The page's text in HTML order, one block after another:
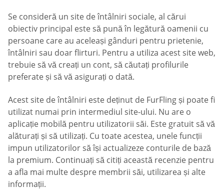
Se consideră un site de întâlniri sociale, al cărui
obiectiv principal este să pună în legătură oamenii cu
persoane care au aceleași gânduri pentru prietenie,
întâlniri sau doar flirturi. Pentru a utiliza acest site web,
trebuie să vă creați un cont, să căutați profilurile
preferate și să vă asigurați o dată.
Acest site de întâlniri este deținut de FurFling și poate fi
utilizat numai prin intermediul site-ului. Nu are o
aplicație mobilă pentru utilizatorii săi. Este gratuit să vă
alăturați și să utilizați. Cu toate acestea, unele funcții
impun utilizatorilor să își actualizeze conturile de bază
la premium. Continuați să citiți această recenzie pentru
a afla mai multe despre membrii săi, utilizarea și alte
informații.